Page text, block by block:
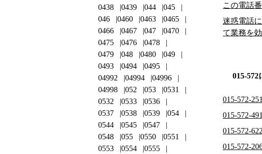
この電話
迷惑電話
て業務を
015-
015-572-
015-572-
015-572-
015-572-
0438
0439 044
045
046
0460 0463
0465
0466
0467 047
0470
0475
0476
0478
0479
048 0480
049
0493
0494
0495
04992
04994
04996
04998
052 053
0531
0532
0533
0536
0537
0538 0539
054
0544
0545
0547
0548
055 0550
0551
0553
0554
0555